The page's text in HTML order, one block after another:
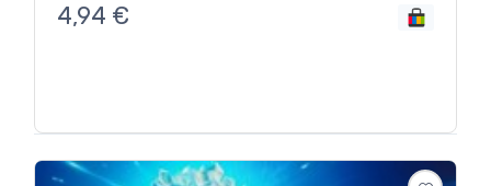
4,94 €